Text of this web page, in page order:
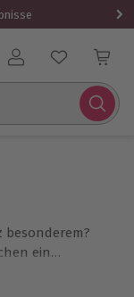
Benutzerkonto
besonderem?
ein
von dem